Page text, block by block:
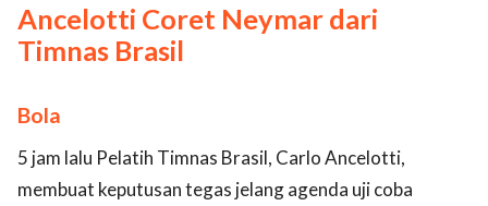
Ancelotti Coret Neymar dari
Timnas Brasil
Bola
5 jam lalu Pelatih Timnas Brasil, Carlo Ancelotti,
membuat keputusan tegas jelang agenda uji coba